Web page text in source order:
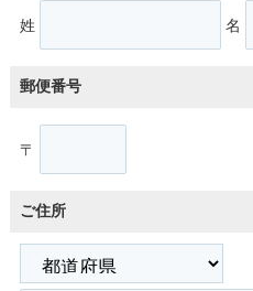
姓 名
郵便番号
〒
ご住所